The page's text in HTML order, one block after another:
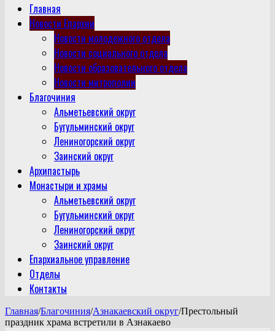
Главная
Новости Епархии
Новости молодежного отдела
Новости социального отдела
Новости образовательного отдела
Новости митрополии
Благочиния
Альметьевский округ
Бугульминский округ
Лениногорский округ
Заинский округ
Архипастырь
Монастыри и храмы
Альметьевский округ
Бугульминский округ
Лениногорский округ
Заинский округ
Епархиальное управление
Отделы
Контакты
Главная/Благочиния/Азнакаевский округ/Престольный
праздник храма встретили в Азнакаево